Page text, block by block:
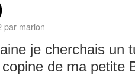
par marion
je cherchais un
de ma petite